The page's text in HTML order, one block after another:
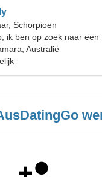
Schorpioen
ik ben op zoek naar een
Australië